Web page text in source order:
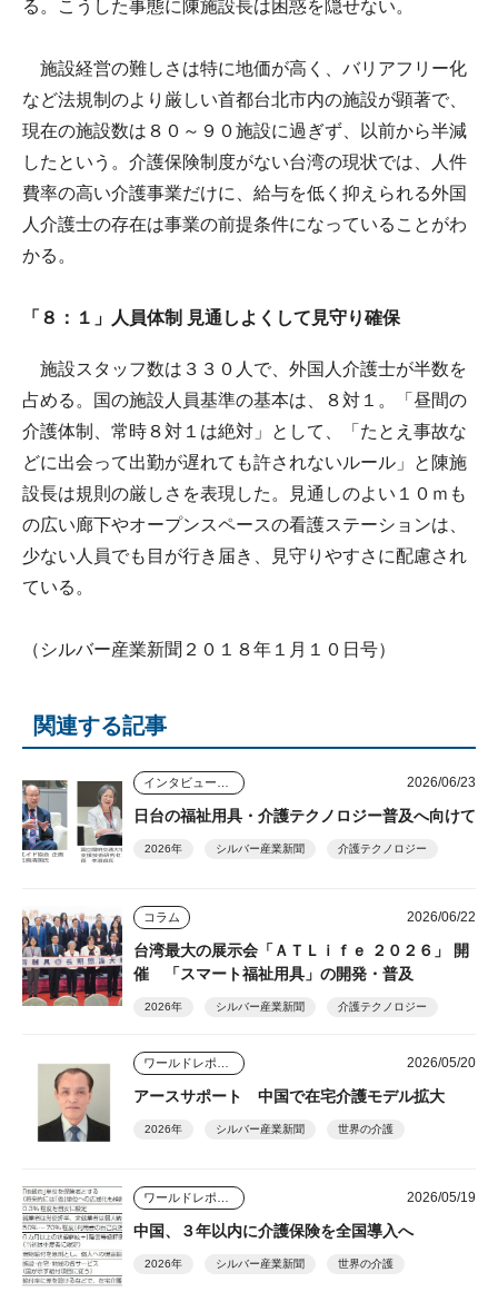
る。こうした事態に陳施設長は困惑を隠せない。
施設経営の難しさは特に地価が高く、バリアフリー化
など法規制のより厳しい首都台北市内の施設が顕著で、
現在の施設数は８０～９０施設に過ぎず、以前から半減
したという。介護保険制度がない台湾の現状では、人件
費率の高い介護事業だけに、給与を低く抑えられる外国
人介護士の存在は事業の前提条件になっていることがわ
かる。
「８：１」人員体制 見通しよくして見守り確保
施設スタッフ数は３３０人で、外国人介護士が半数を
占める。国の施設人員基準の基本は、８対１。「昼間の
介護体制、常時８対１は絶対」として、「たとえ事故な
どに出会って出勤が遅れても許されないルール」と陳施
設長は規則の厳しさを表現した。見通しのよい１０ｍも
の広い廊下やオープンスペースの看護ステーションは、
少ない人員でも目が行き届き、見守りやすさに配慮され
ている。
（シルバー産業新聞２０１８年１月１０日号）
関連する記事
2026/06/23
日台の福祉用具・介護テクノロジー普及へ向けて
2026年 シルバー産業新聞 介護テクノロジー
コラム 2026/06/22
台湾最大の展示会「ＡＴＬｉｆｅ ２０２６」 開
催 「スマート福祉用具」の開発・普及
2026年 シルバー産業新聞 介護テクノロジー
2026/05/20
アースサポート 中国で在宅介護モデル拡大
2026年 シルバー産業新聞 世界の介護
2026/05/19
中国、３年以内に介護保険を全国導入へ
2026年 シルバー産業新聞 世界の介護